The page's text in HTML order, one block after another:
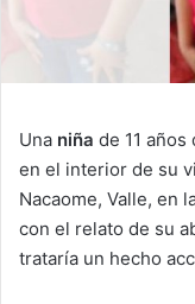
Una niña de 11
en el interior de su
Nacaome, Valle, en
con el relato de su
trataría un hecho